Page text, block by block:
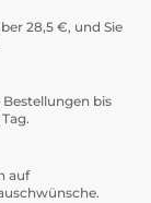
28,5 €, und Sie
bis
auf